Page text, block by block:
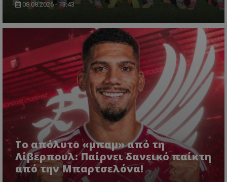
08.08.2026 - 13:43
Το απόλυτο «μπαμ» από τη
Λίβερπουλ: Παίρνει δανεικό παίκτη
από την Μπαρτσελόνα!